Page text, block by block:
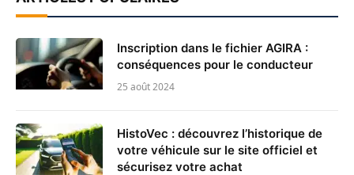
Inscription dans le fichier AGIRA :
conséquences pour le conducteur
25 août 2024
HistoVec : découvrez l’historique de
votre véhicule sur le site officiel et
sécurisez votre achat